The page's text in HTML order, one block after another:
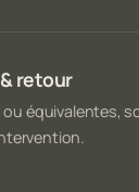
retour
ou équivalentes,